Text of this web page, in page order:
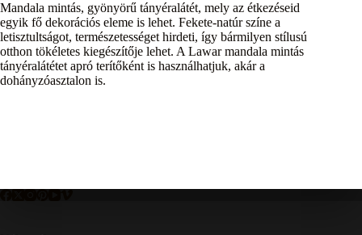
Mandala mintás, gyönyörű tányéralátét, mely az étkezéseid
egyik fő dekorációs eleme is lehet. Fekete-natúr színe a
letisztultságot, természetességet hirdeti, így bármilyen stílusú
otthon tökéletes kiegészítője lehet. A Lawar mandala mintás
tányéralátétet apró terítőként is használhatjuk, akár a
dohányzóasztalon is.